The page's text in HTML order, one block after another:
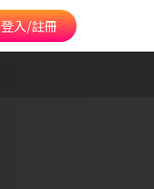
登入/註冊